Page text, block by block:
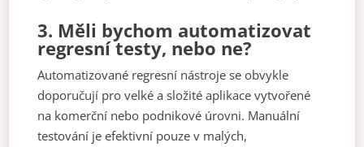
3. Měli bychom automatizovat
regresní testy, nebo ne?
Automatizované regresní nástroje se obvykle
doporučují pro velké a složité aplikace vytvořené
na komerční nebo podnikové úrovni. Manuální
testování je efektivní pouze v malých,